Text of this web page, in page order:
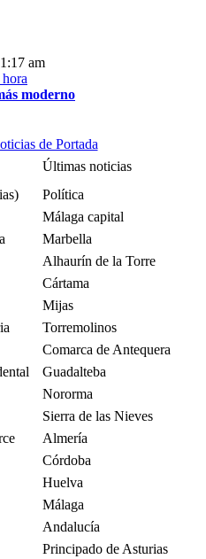
am
moderno
de Portada
Últimas noticias
Política
Málaga capital
Marbella
Alhaurín de la Torre
Cártama
Mijas
Torremolinos
Comarca de Antequera
Guadalteba
Nororma
Sierra de las Nieves
Almería
Córdoba
Huelva
Málaga
Andalucía
Principado de Asturias